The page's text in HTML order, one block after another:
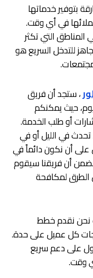
بتوفير خدماتها
في أي وقت.
المناطق التي تكثر
للتدخل السريع هو
، ستجد أن فريق
حيث يمكنكم
أو طلب الخدمة.
تحدث في الليل أو في
على أن نكون دائماً في
نضمن أن فريقنا سيقوم
الطرق لمكافحة
نحن نقدم خطط
كل عميل على حدة.
على دعم سريع
وقت.